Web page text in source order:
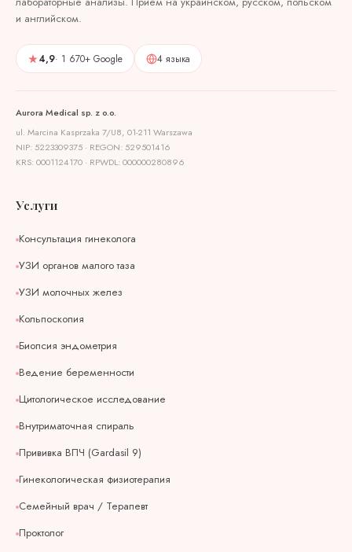
и английском.
4,9· 1 670+ Google 4 языка
Aurora Medical sp. z o.o.
ul. Marcina Kasprzaka 7/U8, 01-211 Warszawa
NIP: 5223309375 · REGON: 529501416
KRS: 0001124170 · RPWDL: 000000280896
Услуги
Консультация гинеколога
УЗИ органов малого таза
УЗИ молочных желез
Кольпоскопия
Биопсия эндометрия
Ведение беременности
Цитологическое исследование
Внутриматочная спираль
Прививка ВПЧ (Gardasil 9)
Гинекологическая физиотерапия
Семейный врач / Терапевт
Проктолог